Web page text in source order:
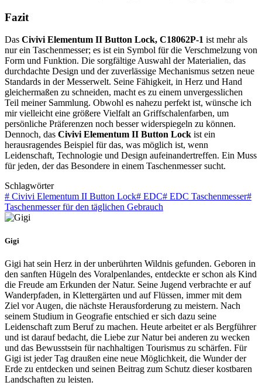
Fazit
Das Civivi Elementum II Button Lock, C18062P-1 ist mehr als
nur ein Taschenmesser; es ist ein Symbol für die Verschmelzung von
Form und Funktion. Die sorgfältige Auswahl der Materialien, das
durchdachte Design und der zuverlässige Mechanismus setzen neue
Standards in der Messerwelt. Seine Fähigkeit, in Herz und Hand
gleichermaßen zu schneiden, macht es zu einem unvergesslichen
Teil meiner Sammlung. Obwohl es nahezu perfekt ist, wünsche ich
mir vielleicht eine größere Vielfalt an Griffschalenfarben, um
persönliche Präferenzen noch besser widerspiegeln zu können.
Dennoch, das Civivi Elementum II Button Lock ist ein
herausragendes Beispiel für das, was möglich ist, wenn
Leidenschaft, Technologie und Design aufeinandertreffen. Ein Muss
für jeden, der das Besondere in einem Taschenmesser sucht.
Schlagwörter
# Civivi Elementum II Button Lock# EDC# EDC Taschenmesser#
Taschenmesser für den täglichen Gebrauch
Gigi
Gigi hat sein Herz in der unberührten Wildnis gefunden. Geboren in
den sanften Hügeln des Voralpenlandes, entdeckte er schon als Kind
die Freude am Erkunden der Natur. Seine Jugend verbrachte er auf
Wanderpfaden, in Klettergärten und auf Flüssen, immer mit dem
Ziel vor Augen, die nächste Herausforderung zu meistern. Nach
seinem Studium in Geografie entschied er sich dazu seine
Leidenschaft zum Beruf zu machen. Heute arbeitet er als Bergführer
und ist darauf bedacht, die Liebe zur Natur bei anderen zu wecken
und das Bewusstsein für nachhaltigen Tourismus zu schärfen. Für
Gigi ist jeder Tag draußen eine neue Möglichkeit, die Wunder der
Erde zu entdecken und seinen Beitrag zum Schutz dieser kostbaren
Landschaften zu leisten.